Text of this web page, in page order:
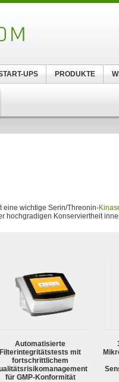
eine wichtige Serin/Threonin-
hochgradigen Konserviertheit
Automatisierte
Filterintegritätstests mit
fortschrittlichem
für GMP-Konformität
UPS PRODUKTE